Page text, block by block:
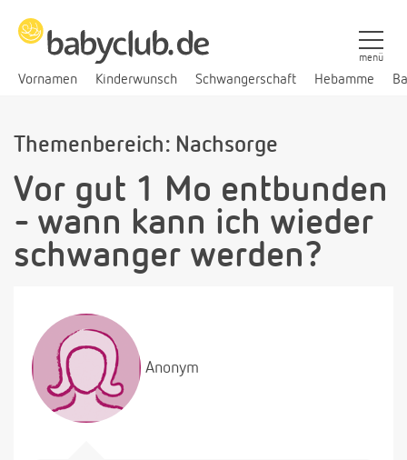
Vornamen Kinderwunsch Schwangerschaft Hebamme
menü
Themenbereich: Nachsorge
Vor gut 1 Mo entbunden
- wann kann ich wieder
schwanger werden?
Anonym